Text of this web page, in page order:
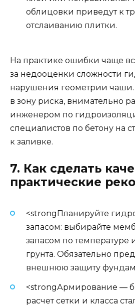
облицовки приведут к
отслаиванию плитки.
На практике ошибки чаще
за недооценки сложности
нарушения геометрии чаши.
в зону риска, внимательно
инженером по
специалистов по бетону на
к заливке.
7. Как сделать
практические
<strongПланируйте
запасом: выбирайте
запасом по
грунта. Обязательно
внешнюю защиту
<strongАрмирование —
расчет сетки и класса